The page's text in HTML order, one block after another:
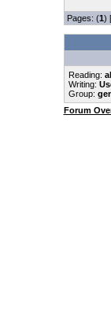
Pages: (1)
Reading:
Writing:
Group:
Forum